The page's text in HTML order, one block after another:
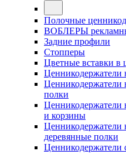
Полочные
ВОБЛЕРЫ
Задние профили
Стопперы
Цветные вставки в
Ценникодержатели
Ценникодержатели
полки
Ценникодержатели
и корзины
Ценникодержатели
деревянные полки
Ценникодержатели